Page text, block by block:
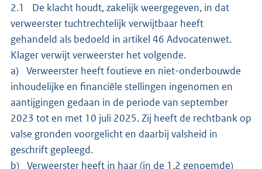
2.1 De klacht houdt, zakelijk weergegeven, in dat
verweerster tuchtrechtelijk verwijtbaar heeft
gehandeld als bedoeld in artikel 46 Advocatenwet.
Klager verwijt verweerster het volgende.
a) Verweerster heeft foutieve en niet-onderbouwde
inhoudelijke en financiële stellingen ingenomen en
aantijgingen gedaan in de periode van september
2023 tot en met 10 juli 2025. Zij heeft de rechtbank op
valse gronden voorgelicht en daarbij valsheid in
geschrift gepleegd.
b) Verweerster heeft in haar (in de 1.2 genoemde)